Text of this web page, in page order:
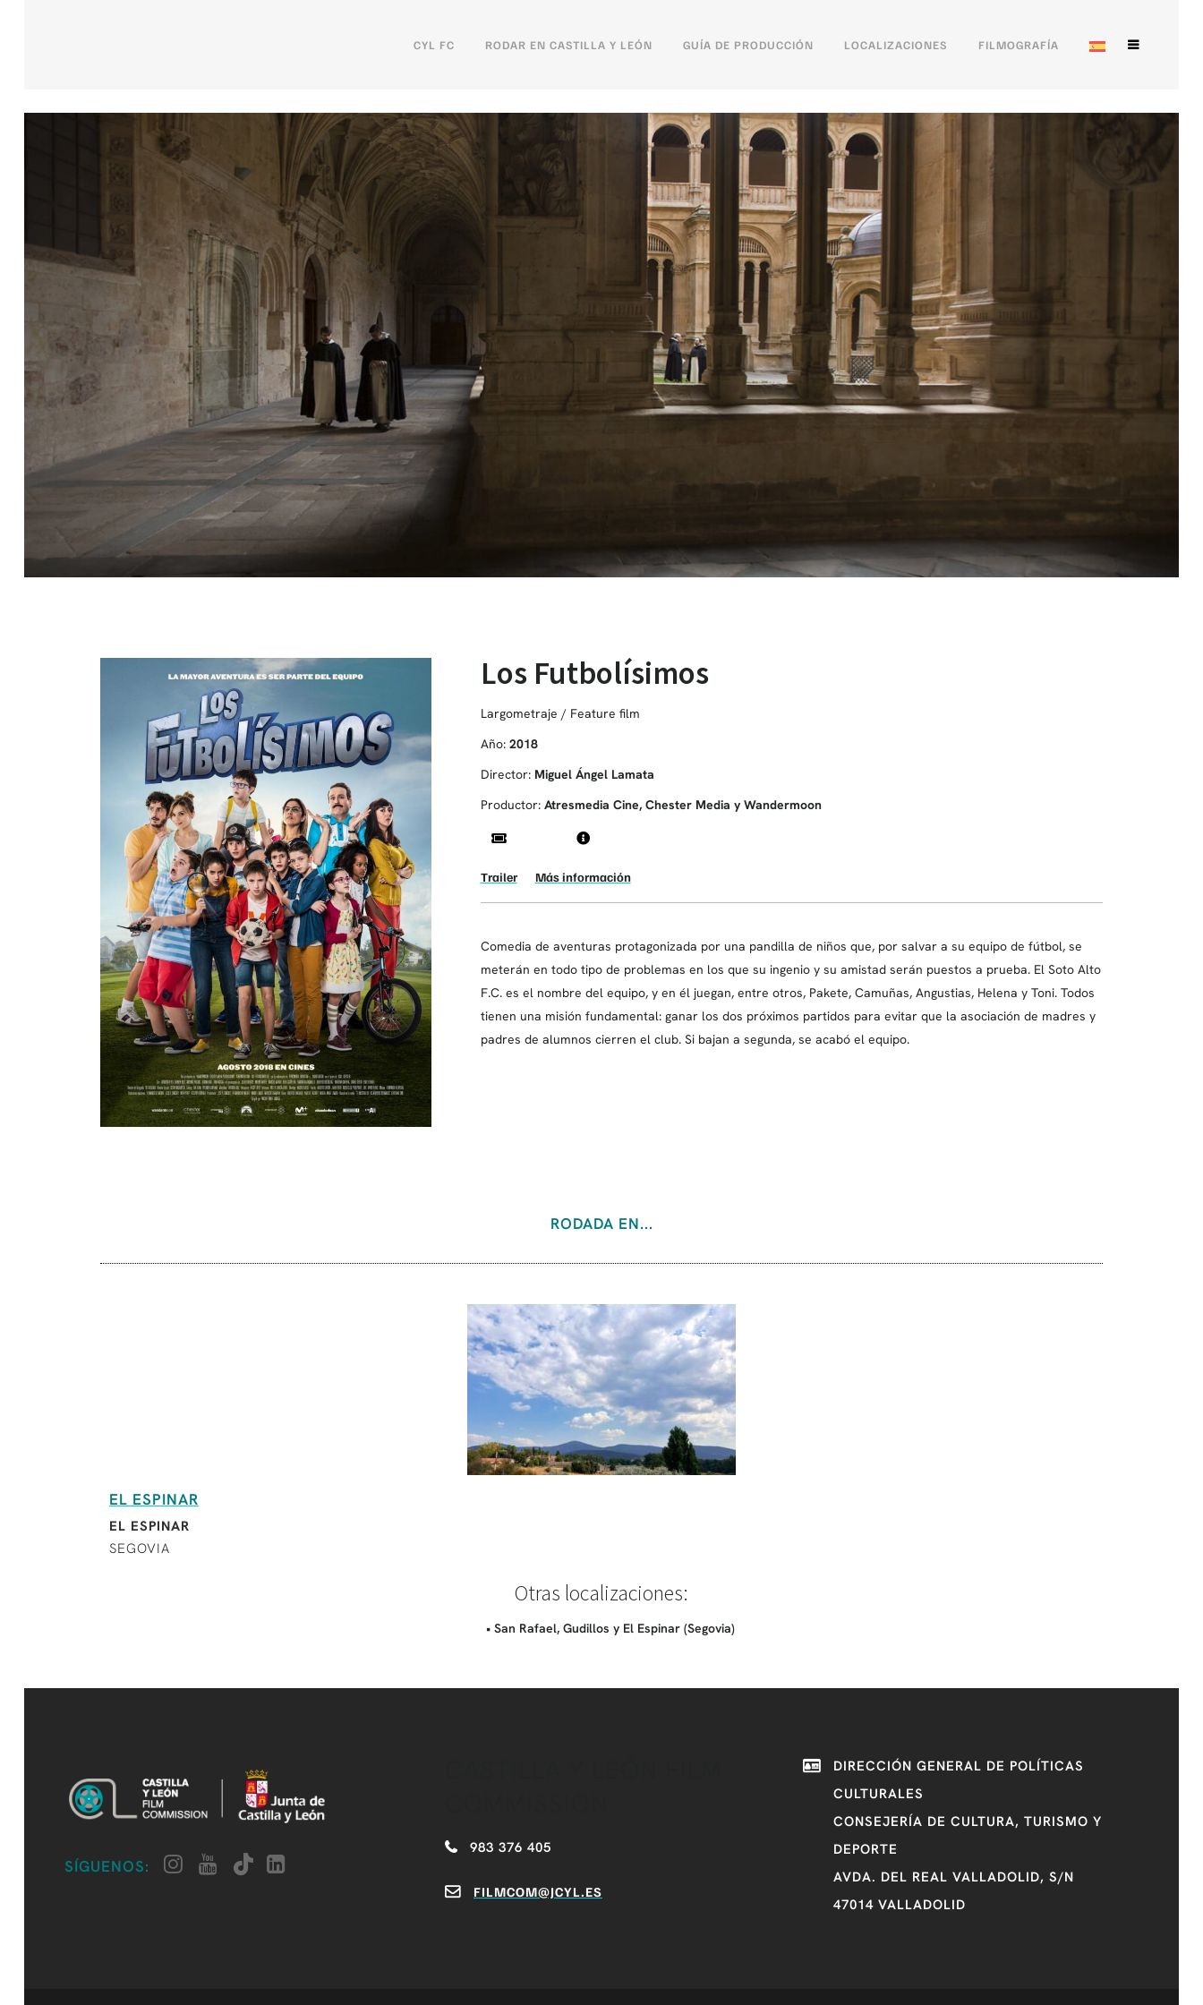
CYL FC RODAR EN CASTILLA Y LEÓN GUÍA DE PRODUCCIÓN LOCALIZACIONES FILMOGRAFÍA
Los Futbolísimos
Largometraje / Feature film
Año: 2018
Director: Miguel Ángel Lamata
Productor: Atresmedia Cine, Chester Media y Wandermoon
Trailer Más información
Comedia de aventuras protagonizada por una pandilla de niños que, por salvar a su equipo de fútbol, se
meterán en todo tipo de problemas en los que su ingenio y su amistad serán puestos a prueba. El Soto Alto
F.C. es el nombre del equipo, y en él juegan, entre otros, Pakete, Camuñas, Angustias, Helena y Toni. Todos
tienen una misión fundamental: ganar los dos próximos partidos para evitar que la asociación de madres y
padres de alumnos cierren el club. Si bajan a segunda, se acabó el equipo.
RODADA EN...
EL ESPINAR
EL ESPINAR
SEGOVIA
Otras localizaciones:
• San Rafael, Gudillos y El Espinar (Segovia)
SÍGUENOS:
983 376 405
FILMCOM@JCYL.ES
DIRECCIÓN GENERAL DE POLÍTICAS
CULTURALES
CONSEJERÍA DE CULTURA, TURISMO Y
DEPORTE
AVDA. DEL REAL VALLADOLID, S/N
47014 VALLADOLID